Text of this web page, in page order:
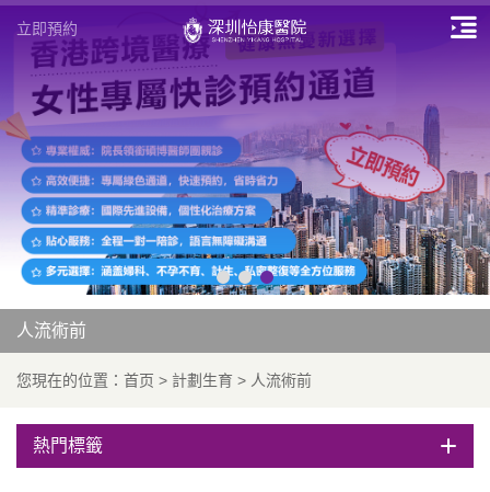
立即預約
人流術前
您現在的位置： 首页 > 計劃生育 > 人流術前
熱門標籤